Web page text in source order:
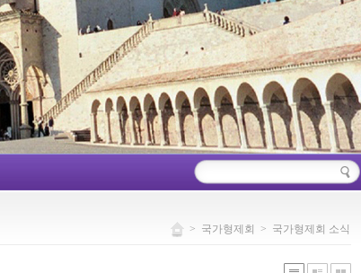
> 국가형제회 > 국가형제회 소식